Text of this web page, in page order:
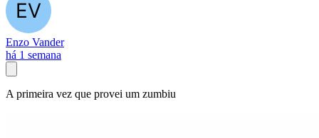
Enzo Vander
há 1 semana
A primeira vez que provei um zumbiu